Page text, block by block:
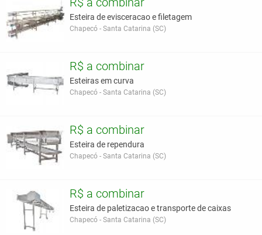
Esteira de evisceracao e filetagem
Chapecó - Santa Catarina (SC)
R$ a combinar
Esteiras em curva
Chapecó - Santa Catarina (SC)
R$ a combinar
Esteira de rependura
Chapecó - Santa Catarina (SC)
R$ a combinar
Esteira de paletizacao e transporte de caixas
Chapecó - Santa Catarina (SC)